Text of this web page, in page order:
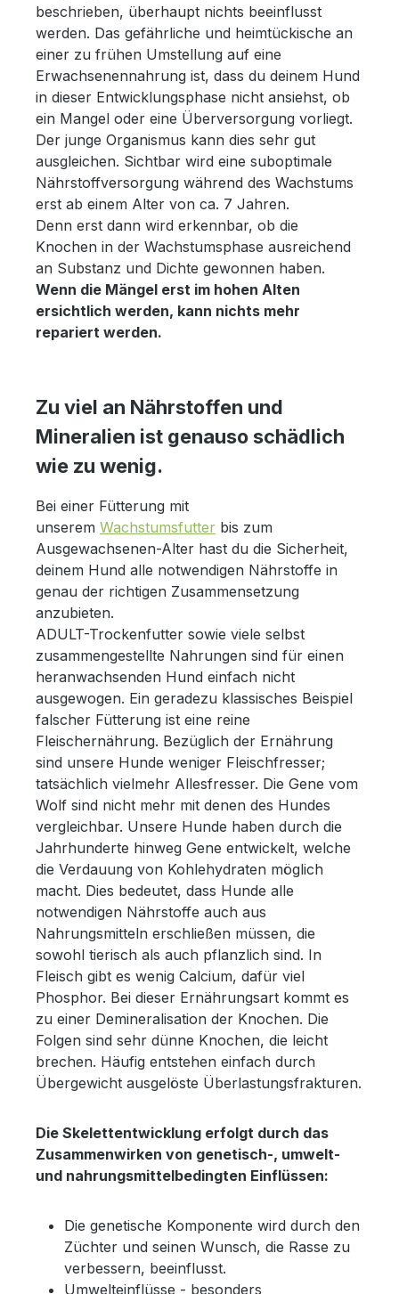
beschrieben, überhaupt nichts beeinflusst
werden. Das gefährliche und heimtückische an
einer zu frühen Umstellung auf eine
Erwachsenennahrung ist, dass du deinem Hund
in dieser Entwicklungsphase nicht ansiehst, ob
ein Mangel oder eine Überversorgung vorliegt.
Der junge Organismus kann dies sehr gut
ausgleichen. Sichtbar wird eine suboptimale
Nährstoffversorgung während des Wachstums
erst ab einem Alter von ca. 7 Jahren.
Denn erst dann wird erkennbar, ob die
Knochen in der Wachstumsphase ausreichend
an Substanz und Dichte gewonnen haben.
Wenn die Mängel erst im hohen Alten
ersichtlich werden, kann nichts mehr
repariert werden.
Zu viel an Nährstoffen und
Mineralien ist genauso schädlich
wie zu wenig.
Bei einer Fütterung mit
unserem Wachstumsfutter bis zum
Ausgewachsenen-Alter hast du die Sicherheit,
deinem Hund alle notwendigen Nährstoffe in
genau der richtigen Zusammensetzung
anzubieten.
ADULT-Trockenfutter sowie viele selbst
zusammengestellte Nahrungen sind für einen
heranwachsenden Hund einfach nicht
ausgewogen. Ein geradezu klassisches Beispiel
falscher Fütterung ist eine reine
Fleischernährung. Bezüglich der Ernährung
sind unsere Hunde weniger Fleischfresser;
tatsächlich vielmehr Allesfresser. Die Gene vom
Wolf sind nicht mehr mit denen des Hundes
vergleichbar. Unsere Hunde haben durch die
Jahrhunderte hinweg Gene entwickelt, welche
die Verdauung von Kohlehydraten möglich
macht. Dies bedeutet, dass Hunde alle
notwendigen Nährstoffe auch aus
Nahrungsmitteln erschließen müssen, die
sowohl tierisch als auch pflanzlich sind. In
Fleisch gibt es wenig Calcium, dafür viel
Phosphor. Bei dieser Ernährungsart kommt es
zu einer Demineralisation der Knochen. Die
Folgen sind sehr dünne Knochen, die leicht
brechen. Häufig entstehen einfach durch
Übergewicht ausgelöste Überlastungsfrakturen.
Die Skelettentwicklung erfolgt durch das
Zusammenwirken von genetisch-, umwelt-
und nahrungsmittelbedingten Einflüssen:
Die genetische Komponente wird durch den
Züchter und seinen Wunsch, die Rasse zu
verbessern, beeinflusst.
Umwelteinflüsse - besonders